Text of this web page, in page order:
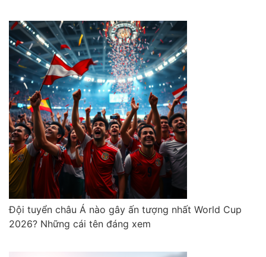
Đội tuyển châu Á nào gây ấn tượng nhất World Cup
2026? Những cái tên đáng xem